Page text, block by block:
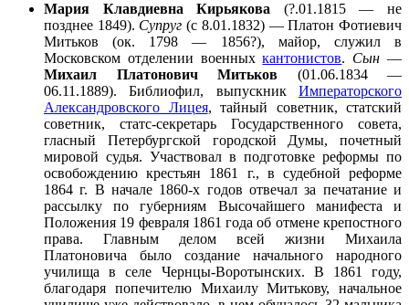
Мария Клавдиевна Кирьякова (?.01.1815 — не
позднее 1849). Супруг (с 8.01.1832) — Платон Фотиевич
Митьков (ок. 1798 — 1856?), майор, служил в
Московском отделении военныхкантонистов. Сын —
Михаил Платонович Митьков (01.06.1834 —
06.11.1889). Библиофил, выпускник Императорского
Александровского Лицея, тайный советник, статский
советник, статс-секретарь Государственного совета,
гласный Петербургской городской Думы, почетный
мировой судья. Участвовал в подготовке реформы по
освобождению крестьян 1861 г., в судебной реформе
1864 г. В начале 1860-х годов отвечал за печатание и
рассылку по губерниям Высочайшего манифеста и
Положения 19 февраля 1861 года об отмене крепостного
права. Главным делом всей жизни Михаила
Платоновича было создание начального народного
училища в селе Чернцы-Воротынских. В 1861 году,
благодаря попечителю Михаилу Митькову, начальное